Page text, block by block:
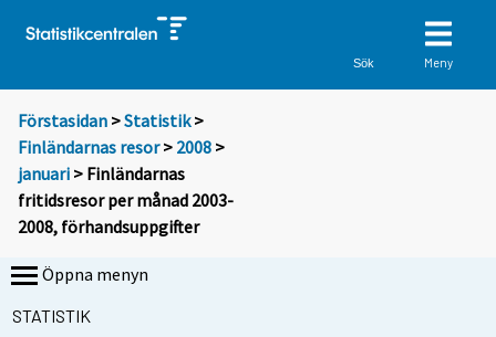
Sök Meny
Förstasidan >Statistik >
Finländarnas resor> 2008 >
januari > Finländarnas
fritidsresor per månad 2003-
2008, förhandsuppgifter
Öppna menyn
STATISTIK